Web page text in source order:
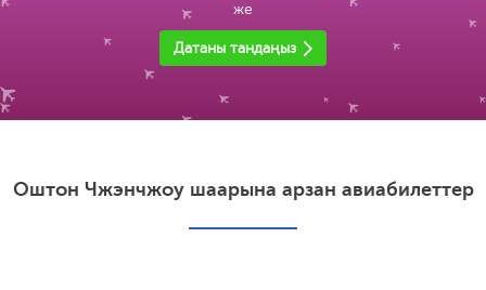
же
Датаны тандаңыз
Оштон Чжэнчжоу шаарына арзан авиабилеттер